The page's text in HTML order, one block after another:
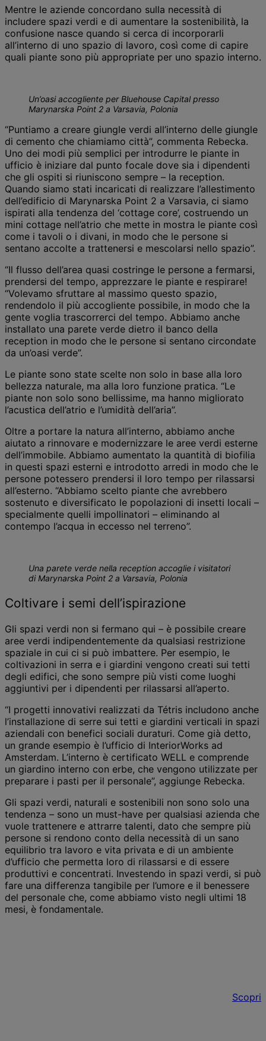
Mentre le aziende concordano sulla necessità di
includere spazi verdi e di aumentare la sostenibilità, la
confusione nasce quando si cerca di incorporarli
all’interno di uno spazio di lavoro, così come di capire
quali piante sono più appropriate per uno spazio interno.
Un’oasi accogliente per Bluehouse Capital presso
Marynarska Point 2 a Varsavia, Polonia
“Puntiamo a creare giungle verdi all’interno delle giungle
di cemento che chiamiamo città”, commenta Rebecka.
Uno dei modi più semplici per introdurre le piante in
ufficio è iniziare dal punto focale dove sia i dipendenti
che gli ospiti si riuniscono sempre – la reception.
Quando siamo stati incaricati di realizzare l’allestimento
dell’edificio di Marynarska Point 2 a Varsavia, ci siamo
ispirati alla tendenza del ‘cottage core’, costruendo un
mini cottage nell’atrio che mette in mostra le piante così
come i tavoli o i divani, in modo che le persone si
sentano accolte a trattenersi e mescolarsi nello spazio”.
“Il flusso dell’area quasi costringe le persone a fermarsi,
prendersi del tempo, apprezzare le piante e respirare!
“Volevamo sfruttare al massimo questo spazio,
rendendolo il più accogliente possibile, in modo che la
gente voglia trascorrerci del tempo. Abbiamo anche
installato una parete verde dietro il banco della
reception in modo che le persone si sentano circondate
da un’oasi verde”.
Le piante sono state scelte non solo in base alla loro
bellezza naturale, ma alla loro funzione pratica. “Le
piante non solo sono bellissime, ma hanno migliorato
l’acustica dell’atrio e l’umidità dell’aria”.
Oltre a portare la natura all’interno, abbiamo anche
aiutato a rinnovare e modernizzare le aree verdi esterne
dell’immobile. Abbiamo aumentato la quantità di biofilia
in questi spazi esterni e introdotto arredi in modo che le
persone potessero prendersi il loro tempo per rilassarsi
all’esterno. “Abbiamo scelto piante che avrebbero
sostenuto e diversificato le popolazioni di insetti locali –
specialmente quelli impollinatori – eliminando al
contempo l’acqua in eccesso nel terreno”.
Una parete verde nella reception accoglie i visitatori
di Marynarska Point 2 a Varsavia, Polonia
Coltivare i semi dell’ispirazione
Gli spazi verdi non si fermano qui – è possibile creare
aree verdi indipendentemente da qualsiasi restrizione
spaziale in cui ci si può imbattere. Per esempio, le
coltivazioni in serra e i giardini vengono creati sui tetti
degli edifici, che sono sempre più visti come luoghi
aggiuntivi per i dipendenti per rilassarsi all’aperto.
“I progetti innovativi realizzati da Tétris includono anche
l’installazione di serre sui tetti e giardini verticali in spazi
aziendali con benefici sociali duraturi. Come già detto,
un grande esempio è l’ufficio di InteriorWorks ad
Amsterdam. L’interno è certificato WELL e comprende
un giardino interno con erbe, che vengono utilizzate per
preparare i pasti per il personale”, aggiunge Rebecka.
Gli spazi verdi, naturali e sostenibili non sono solo una
tendenza – sono un must-have per qualsiasi azienda che
vuole trattenere e attrarre talenti, dato che sempre più
persone si rendono conto della necessità di un sano
equilibrio tra lavoro e vita privata e di un ambiente
d’ufficio che permetta loro di rilassarsi e di essere
produttivi e concentrati. Investendo in spazi verdi, si può
fare una differenza tangibile per l’umore e il benessere
del personale che, come abbiamo visto negli ultimi 18
mesi, è fondamentale.
Scopri